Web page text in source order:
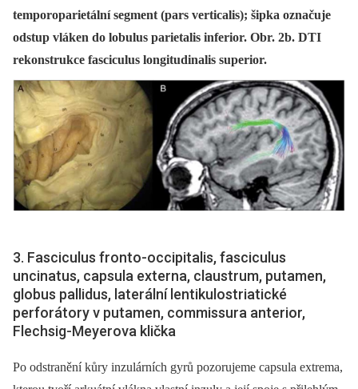
temporoparietální segment (pars verticalis); šipka označuje
odstup vláken do lobulus parietalis inferior. Obr. 2b. DTI
rekonstrukce fasciculus longitudinalis superior.
3. Fasciculus fronto-occipitalis, fasciculus
uncinatus, capsula externa, claustrum, putamen,
globus pallidus, laterální lentikulostriatické
perforátory v putamen, commissura anterior,
Flechsig-Meyerova klička
Po odstranění kůry inzulárních gyrů pozorujeme capsula extrema,